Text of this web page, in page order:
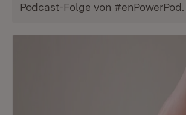
Podcast-Folge von #enPowerPod.